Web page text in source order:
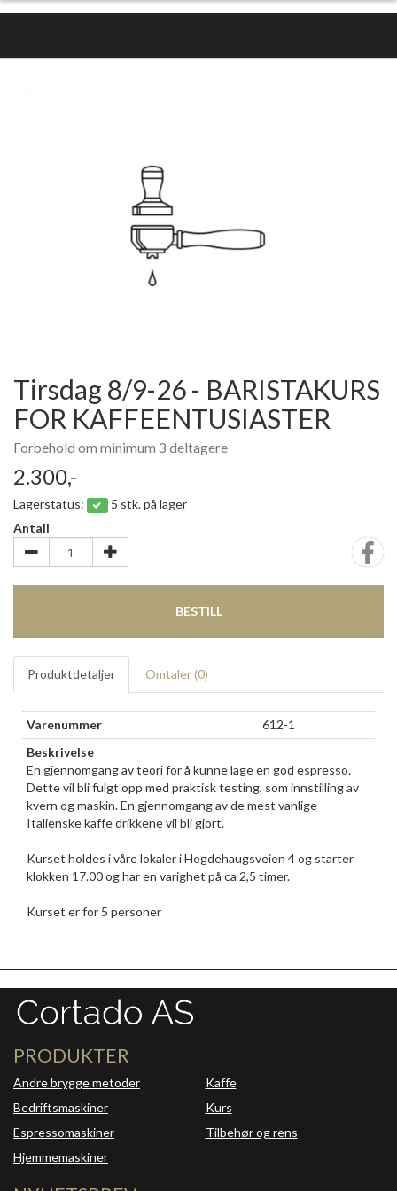
Tirsdag 8/9-26 - BARISTAKURS
FOR KAFFEENTUSIASTER
Forbehold om minimum 3 deltagere
2.300,-
Lagerstatus:
5 stk. på lager
Antall
BESTILL
Produktdetaljer Omtaler (0)
Varenummer
612-1
Beskrivelse
En gjennomgang av teori for å kunne lage en god espresso.
Dette vil bli fulgt opp med praktisk testing, som innstilling av
kvern og maskin. En gjennomgang av de mest vanlige
Italienske kaffe drikkene vil bli gjort.
Kurset holdes i våre lokaler i Hegdehaugsveien 4 og starter
klokken 17.00 og har en varighet på ca 2,5 timer.
Kurset er for 5 personer
PRODUKTER
Andre brygge metoder
Bedriftsmaskiner
Espressomaskiner
Hjemmemaskiner
Kaffe
Kurs
Tilbehør og rens